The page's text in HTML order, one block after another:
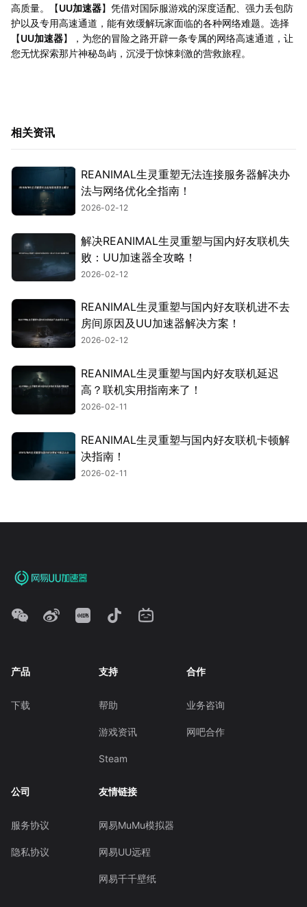
高质量。【UU加速器】凭借对国际服游戏的深度适配、强力丢包防
护以及专用高速通道，能有效缓解玩家面临的各种网络难题。选择
【UU加速器】，为您的冒险之路开辟一条专属的网络高速通道，让
您无忧探索那片神秘岛屿，沉浸于惊悚刺激的营救旅程。
相关资讯
REANIMAL生灵重塑无法连接服务器解决办
法与网络优化全指南！
2026-02-12
解决REANIMAL生灵重塑与国内好友联机失
败：UU加速器全攻略！
2026-02-12
REANIMAL生灵重塑与国内好友联机进不去
房间原因及UU加速器解决方案！
2026-02-12
REANIMAL生灵重塑与国内好友联机延迟
高？联机实用指南来了！
2026-02-11
REANIMAL生灵重塑与国内好友联机卡顿解
决指南！
2026-02-11
产品
下载
支持
帮助
游戏资讯
Steam
合作
业务咨询
网吧合作
公司
服务协议
隐私协议
友情链接
网易MuMu模拟器
网易UU远程
网易千千壁纸